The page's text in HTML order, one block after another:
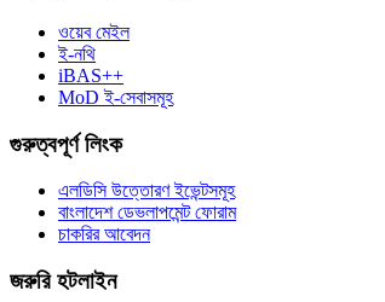
ওয়েব মেইল
ই-নথি
iBAS++
MoD ই-সেবাসমূহ
গুরুত্বপূর্ণ লিংক
এলডিসি উত্তোরণ ইভেন্টসমূহ
বাংলাদেশ ডেভলাপমেন্ট ফোরাম
চাকরির আবেদন
জরুরি হটলাইন